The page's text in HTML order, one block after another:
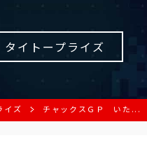
タイトープライズ
イズ チャックスＧＰ いた...